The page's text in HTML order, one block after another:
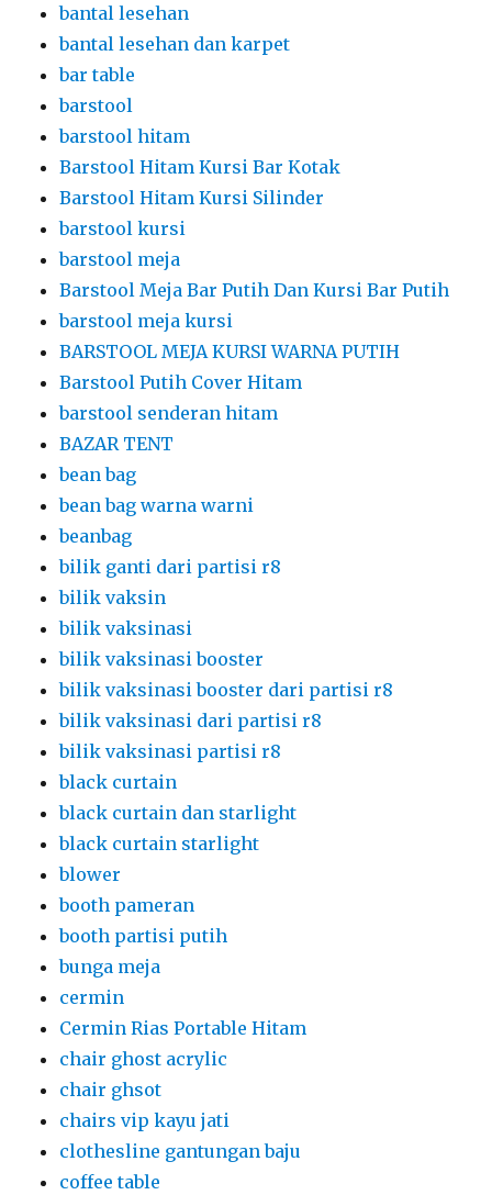
bantal lesehan
bantal lesehan dan karpet
bar table
barstool
barstool hitam
Barstool Hitam Kursi Bar Kotak
Barstool Hitam Kursi Silinder
barstool kursi
barstool meja
Barstool Meja Bar Putih Dan Kursi Bar Putih
barstool meja kursi
BARSTOOL MEJA KURSI WARNA PUTIH
Barstool Putih Cover Hitam
barstool senderan hitam
BAZAR TENT
bean bag
bean bag warna warni
beanbag
bilik ganti dari partisi r8
bilik vaksin
bilik vaksinasi
bilik vaksinasi booster
bilik vaksinasi booster dari partisi r8
bilik vaksinasi dari partisi r8
bilik vaksinasi partisi r8
black curtain
black curtain dan starlight
black curtain starlight
blower
booth pameran
booth partisi putih
bunga meja
cermin
Cermin Rias Portable Hitam
chair ghost acrylic
chair ghsot
chairs vip kayu jati
clothesline gantungan baju
coffee table